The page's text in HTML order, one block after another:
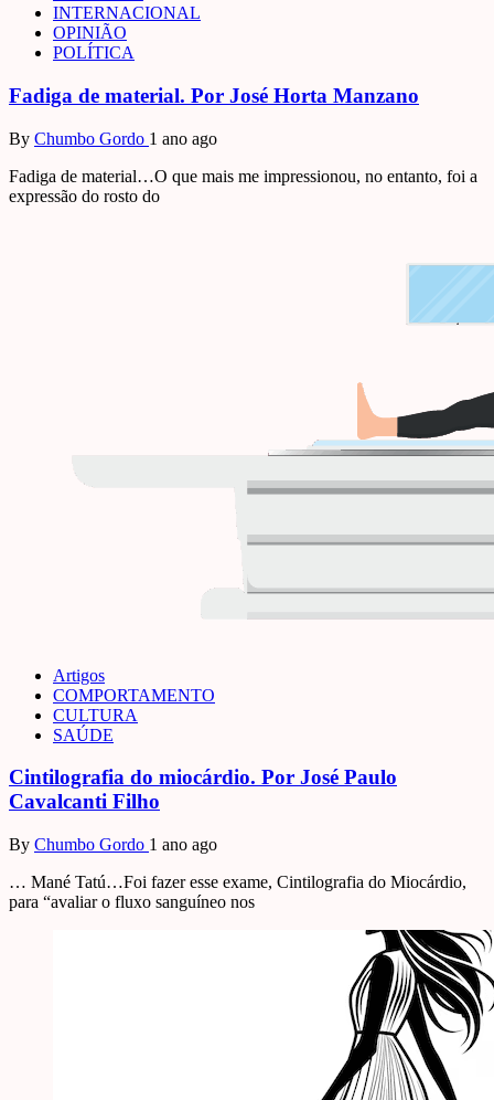
INTERNACIONAL
OPINIÃO
POLÍTICA
Fadiga de material. Por José Horta Manzano
By Chumbo Gordo 1 ano ago
Fadiga de material…O que mais me impressionou, no entanto, foi a
expressão do rosto do
Artigos
COMPORTAMENTO
CULTURA
SAÚDE
Cintilografia do miocárdio. Por José Paulo
Cavalcanti Filho
By Chumbo Gordo 1 ano ago
… Mané Tatú…Foi fazer esse exame, Cintilografia do Miocárdio,
para “avaliar o fluxo sanguíneo nos